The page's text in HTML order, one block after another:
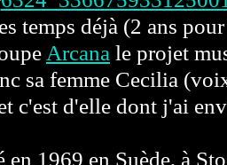
temps déjà (2 ans
Arcana le projet
sa femme Cecilia
c'est d'elle dont j'ai
en 1969 en Suède, à